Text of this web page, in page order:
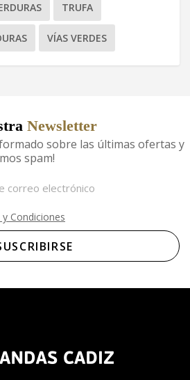
TRUFA
VÍAS VERDES
Newsletter
sobre las últimas ofertas y
spam!
Condiciones